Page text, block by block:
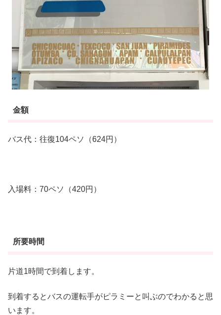
金額
バス代：往復104ペソ（624円）
入場料：70ペソ（420円）
所要時間
片道1時間で到着します。
到着するとバスの運転手がピラミーと叫ぶのでわかると思
います。